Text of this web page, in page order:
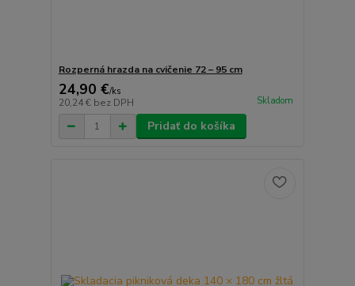
Rozperná hrazda na cvičenie 72 – 95 cm
24,90 €/ks
20,24 € bez DPH Skladom
Pridať do košíka